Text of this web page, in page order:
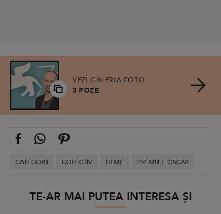
VEZI GALERIA FOTO
3 POZE
CATEGORII COLECTIV FILME PREMIILE OSCAR
TE-AR MAI PUTEA INTERESA ȘI